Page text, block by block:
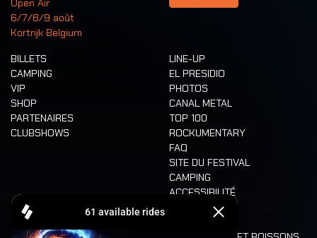
Open Air
6/7/8/9 août
Kortrijk Belgium
BILLETS
CAMPING
VIP
SHOP
PARTENAIRES
CLUBSHOWS
LINE-UP
EL PRESIDIO
PHOTOS
CANAL METAL
TOP 100
ROCKUMENTARY
FAQ
SITE DU FESTIVAL
CAMPING
ACCESSIBILITÉ
CASHLESS